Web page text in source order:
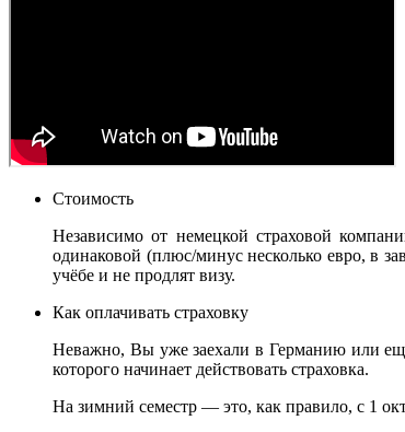
Стоимость
Независимо от немецкой страховой
одинаковой (плюс/минус несколько евро, в
учёбе и не продлят визу.
Как оплачивать страховку
Неважно, Вы уже заехали в Германию или
которого начинает действовать страховка.
На зимний семестр — это, как правило, с 1